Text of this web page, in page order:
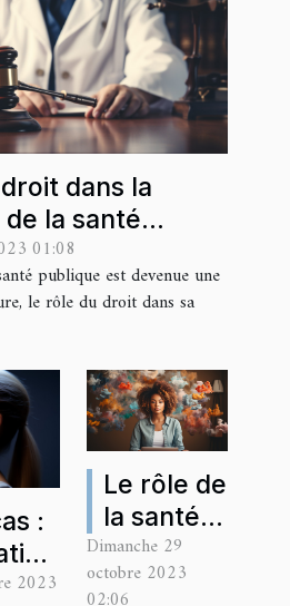
dans la
la santé
01:08
publique est devenue une
le rôle du droit dans sa
:
2023
Le rôle de
la santé
mentale
dans la
Dimanche 29
octobre 2023